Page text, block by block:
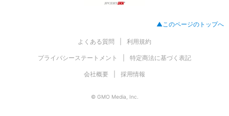
▲このページのトップへ
よくある質問 利用規約
プライバシーステートメント 特定商法に基づく表記
会社概要 採用情報
© GMO Media, Inc.